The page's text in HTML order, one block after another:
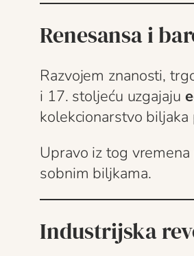
Renesansa i
Razvojem znanosti,
i 17. stoljeću uzgajaju
kolekcionarstvo biljaka
Upravo iz tog
sobnim biljkama.
Industrijska